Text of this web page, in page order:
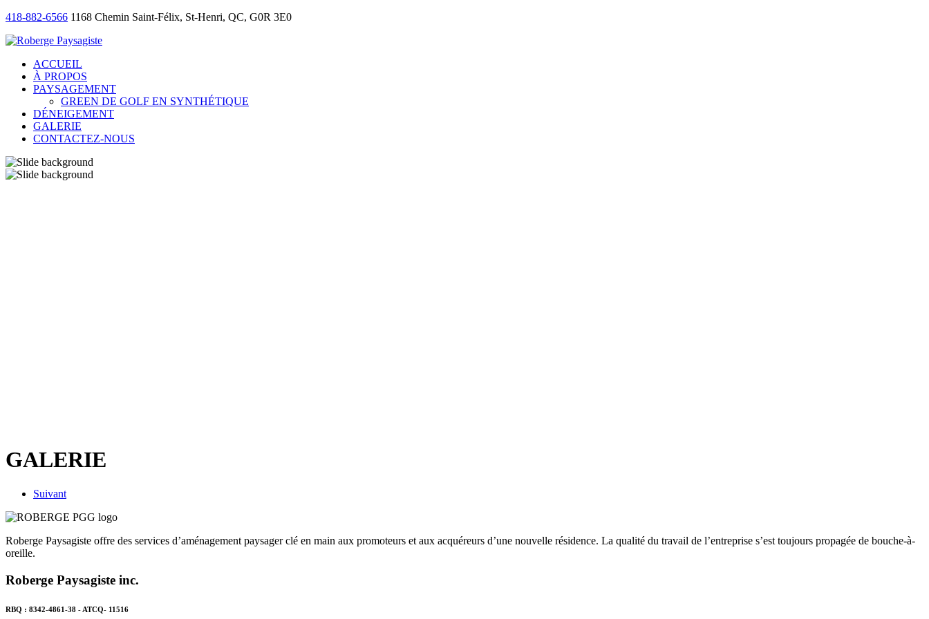
418-882-6566 1168 Chemin Saint-Félix, St-Henri, QC, G0R 3E0
ACCUEIL
À PROPOS
PAYSAGEMENT
GREEN DE GOLF EN SYNTHÉTIQUE
DÉNEIGEMENT
GALERIE
CONTACTEZ-NOUS
GALERIE
Suivant
Roberge Paysagiste offre des services d’aménagement paysager clé en main aux promoteurs et aux acquéreurs d’une nouvelle résidence. La qualité du travail de l’entreprise s’est toujours propagée de bouche-à-
oreille.
Roberge Paysagiste inc.
RBQ : 8342-4861-38 - ATCQ- 11516